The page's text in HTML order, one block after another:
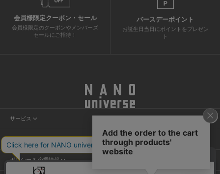
会員様限定クーポン・セール
会員様限定のクーポンやメンバーズ
セールにご招待！
バースデーポイント
お誕生日当日にポイントをプレゼン
ト
サービス
ニュース
店舗検索
カスタマーサービス
ショッピングガイド
ポリシー & 企業情報